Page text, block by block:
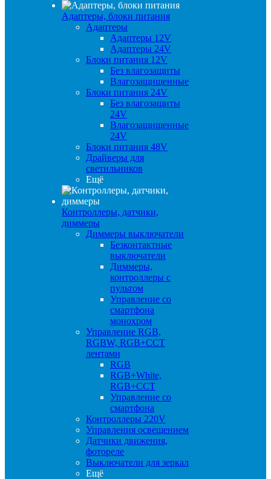
Адаптеры, блоки питания
Адаптеры
Адаптеры 12V
Адаптеры 24V
Блоки питания 12V
Без влагозащиты
Влагозащищенные
Блоки питания 24V
Без влагозащиты
24V
Влагозащищенные
24V
Блоки питания 48V
Драйверы для
светильников
Ещё
Контроллеры, датчики,
диммеры
Диммеры выключатели
Безконтактные
выключатели
Диммеры,
контроллеры с
пультом
Управление со
смартфона
монохром
Управление RGB,
RGBW, RGB+CCT
лентами
RGB
RGB+White,
RGB+CCT
Управление со
смартфона
Контроллеры 220V
Управления освещением
Датчики движения,
фотореле
Выключатели для зеркал
Ещё